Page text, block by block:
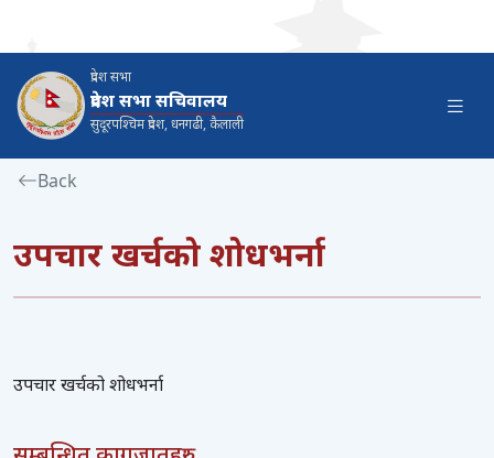
प्रदेश सभा
प्रदेश सभा सचिवालय
सुदूरपश्‍चिम प्रदेश, धनगढी, कैलाली
Back
उपचार खर्चको शोधभर्ना
उपचार खर्चको शोधभर्ना